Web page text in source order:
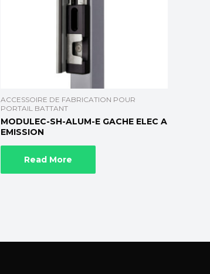
ACCESSOIRE DE FABRICATION POUR
PORTAIL BATTANT
MODULEC-SH-ALUM-E GACHE ELEC A
EMISSION
Read More